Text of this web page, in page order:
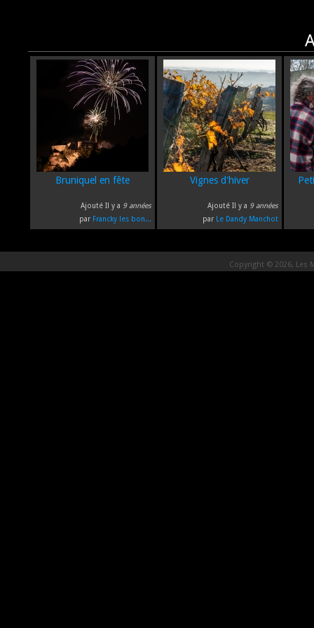
Bruniquel en fête
Ajouté Il y a 9 années
par Francky les bon...
Vignes d'hiver
Ajouté Il y a 9 années
par Le Dandy Manchot
Copyright © 2026, Les